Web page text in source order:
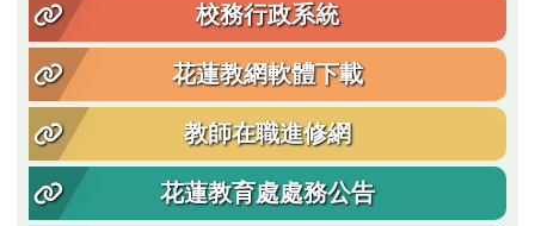
校務行政系統
花蓮教網軟體下載
教師在職進修網
花蓮教育處處務公告